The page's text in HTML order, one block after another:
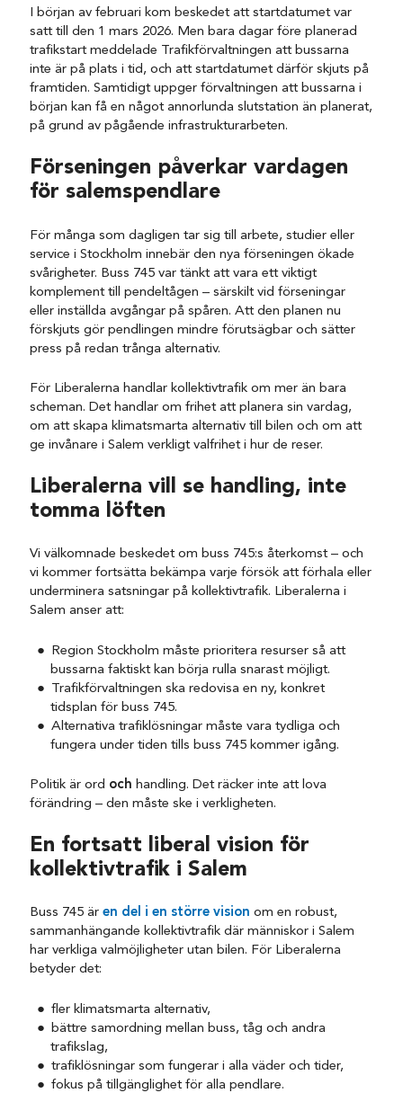
I början av februari kom beskedet att startdatumet var
satt till den 1 mars 2026. Men bara dagar före planerad
trafikstart meddelade Trafikförvaltningen att bussarna
inte är på plats i tid, och att startdatumet därför skjuts på
framtiden. Samtidigt uppger förvaltningen att bussarna i
början kan få en något annorlunda slutstation än planerat,
på grund av pågående infrastrukturarbeten.
Förseningen påverkar vardagen
för salemspendlare
För många som dagligen tar sig till arbete, studier eller
service i Stockholm innebär den nya förseningen ökade
svårigheter. Buss 745 var tänkt att vara ett viktigt
komplement till pendeltågen – särskilt vid förseningar
eller inställda avgångar på spåren. Att den planen nu
förskjuts gör pendlingen mindre förutsägbar och sätter
press på redan trånga alternativ.
För Liberalerna handlar kollektivtrafik om mer än bara
scheman. Det handlar om frihet att planera sin vardag,
om att skapa klimatsmarta alternativ till bilen och om att
ge invånare i Salem verkligt valfrihet i hur de reser.
Liberalerna vill se handling, inte
tomma löften
Vi välkomnade beskedet om buss 745:s återkomst – och
vi kommer fortsätta bekämpa varje försök att förhala eller
underminera satsningar på kollektivtrafik. Liberalerna i
Salem anser att:
Region Stockholm måste prioritera resurser så att
bussarna faktiskt kan börja rulla snarast möjligt.
Trafikförvaltningen ska redovisa en ny, konkret
tidsplan för buss 745.
Alternativa trafiklösningar måste vara tydliga och
fungera under tiden tills buss 745 kommer igång.
Politik är ord och handling. Det räcker inte att lova
förändring – den måste ske i verkligheten.
En fortsatt liberal vision för
kollektivtrafik i Salem
Buss 745 ären del i en större vision om en robust,
sammanhängande kollektivtrafik där människor i Salem
har verkliga valmöjligheter utan bilen. För Liberalerna
betyder det:
fler klimatsmarta alternativ,
bättre samordning mellan buss, tåg och andra
trafikslag,
trafiklösningar som fungerar i alla väder och tider,
fokus på tillgänglighet för alla pendlare.